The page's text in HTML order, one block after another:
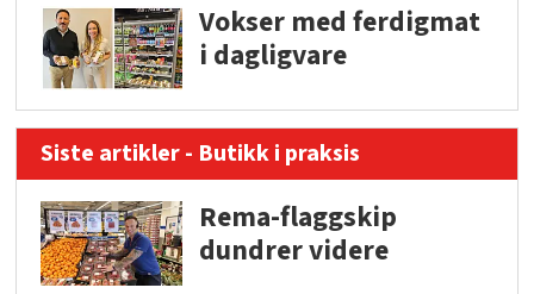
Vokser med ferdigmat
i dagligvare
Siste artikler - Butikk i praksis
Rema-flaggskip
dundrer videre